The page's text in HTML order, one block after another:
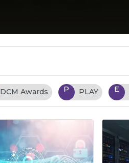
DCM Awards P PLAY E